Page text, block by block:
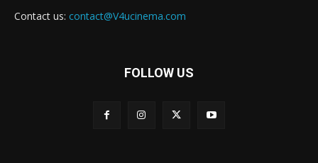
Contact us: contact@V4ucinema.com
FOLLOW US